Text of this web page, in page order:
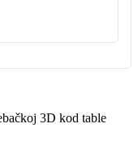
3D kod table